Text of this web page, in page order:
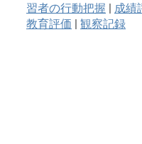
習者の行動把握 | 成績
教育評価 | 観察記録